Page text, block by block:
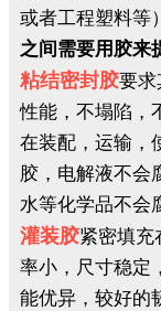
或者工程塑料等）
之间需要用胶来
粘结密封胶要求
性能，不塌陷，
在装配，运输，
胶，电解液不会
水等化学品不会
灌装胶紧密填充
率小，尺寸稳定
能优异，较好的